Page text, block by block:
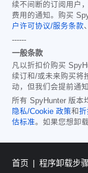
续不间断的订阅用户
费用的通知。购买
户许可协议/服务条款、
------
一般条款
凡以折扣价购买
续订和/或未来购买将
动，但我们会提前通知
所有 SpyHunter 版本
隐私/Cookie 政策和折
估标准。如果您想卸
首页 程序卸载步骤